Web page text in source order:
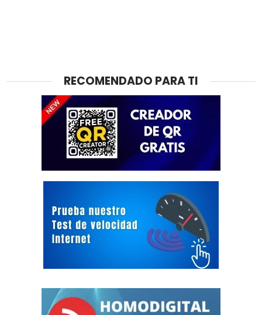
RECOMENDADO PARA TI